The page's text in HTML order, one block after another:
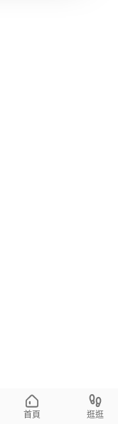
首頁 逛逛